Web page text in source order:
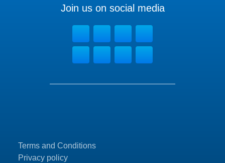
Terms and Conditions
Privacy policy
Join us on social media